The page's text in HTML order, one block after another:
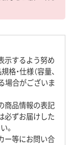
示するよう努め
・仕様（容量、
場合がございま
商品情報の表記
必ずお届けした
。
ー等にお問い合